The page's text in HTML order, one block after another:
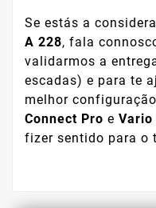
Se estás a
A 228, fala
validarmos a
escadas) e para te
melhor
Connect Pro e Vario
fizer sentido para o